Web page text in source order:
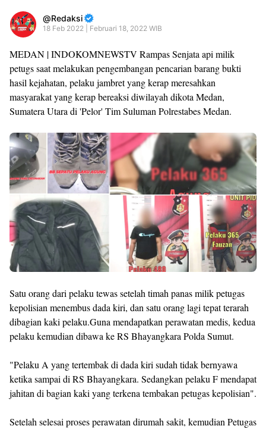
Redaksi
18 Feb 2022 | Februari 18, 2022 WIB
MEDAN | INDOKOMNEWSTV Rampas Senjata api milik
petugs saat melakukan pengembangan pencarian barang bukti
hasil kejahatan, pelaku jambret yang kerap meresahkan
masyarakat yang kerap bereaksi diwilayah dikota Medan,
Sumatera Utara di 'Pelor' Tim Suluman Polrestabes Medan.
Satu orang dari pelaku tewas setelah timah panas milik petugas
kepolisian menembus dada kiri, dan satu orang lagi tepat terarah
dibagian kaki pelaku.Guna mendapatkan perawatan medis, kedua
pelaku kemudian dibawa ke RS Bhayangkara Polda Sumut.
"Pelaku A yang tertembak di dada kiri sudah tidak bernyawa
ketika sampai di RS Bhayangkara. Sedangkan pelaku F mendapat
jahitan di bagian kaki yang terkena tembakan petugas kepolisian".
Setelah selesai proses perawatan dirumah sakit, kemudian Petugas